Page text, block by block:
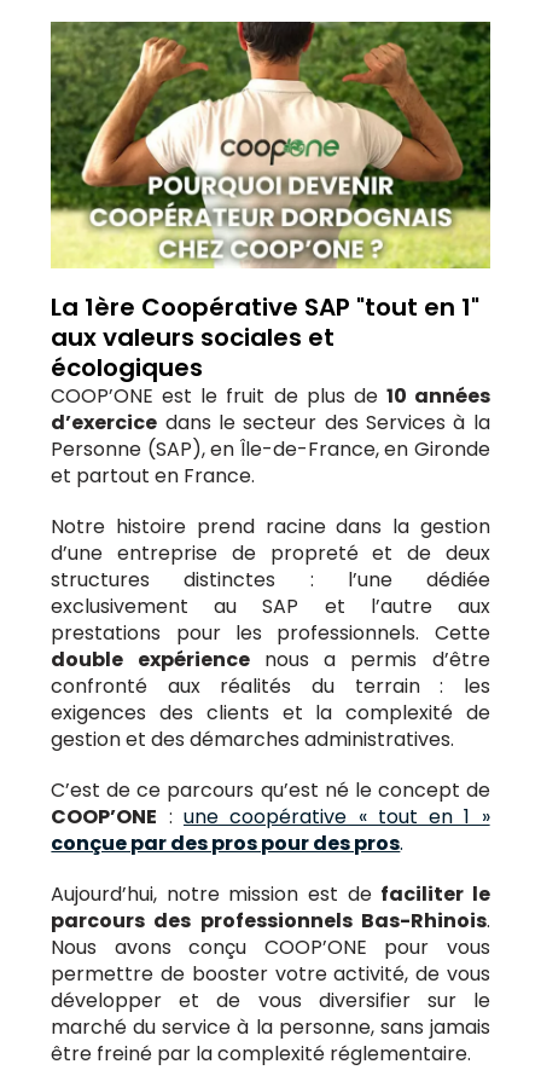
La 1ère Coopérative SAP "tout en 1"
aux valeurs sociales et
écologiques
COOP’ONE est le fruit de plus de 10 années
d’exercice dans le secteur des Services à la
Personne (SAP), en Île-de-France, en Gironde
et partout en France.
Notre histoire prend racine dans la gestion
d’une entreprise de propreté et de deux
structures distinctes : l’une dédiée
exclusivement au SAP et l’autre aux
prestations pour les professionnels. Cette
double expériencenous a permis d’être
confronté aux réalités du terrain : les
exigences des clients et la complexité de
gestion et des démarches administratives.
C’est de ce parcours qu’est né le concept de
COOP’ONE : une coopérative « tout en 1 »
conçue par des pros pour des pros.
Aujourd’hui, notre mission est de faciliter le
parcours des professionnels Bas-Rhinois.
Nous avons conçu COOP’ONE pour vous
permettre de booster votre activité, de vous
développer et de vous diversifier sur le
marché du service à la personne, sans jamais
être freiné par la complexité réglementaire.